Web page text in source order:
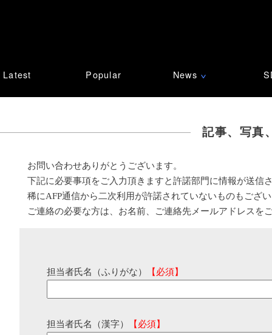
Latest Popular News ∨
記事、写真
お問い合わせありがとうございます。
下記に必要事項をご入力頂きますと許諾部門に情報が送信
稀にAFP通信から二次利用が許諾されていないものもござ
ご連絡の必要な方は、お名前、ご連絡先メールアドレスを
担当者氏名（ふりがな） 【必須】
担当者氏名（漢字） 【必須】